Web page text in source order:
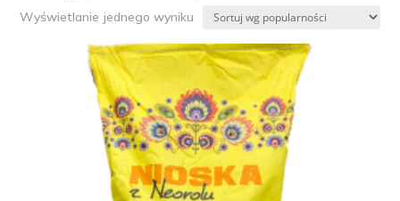
Wyświetlanie jednego wyniku